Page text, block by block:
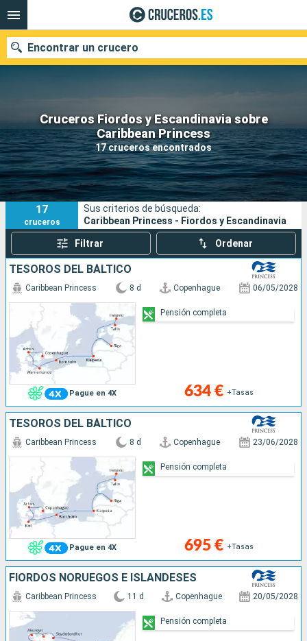
Cruceros Fiordos y Escandinavia sobre
Caribbean Princess
17 cruceros encontrados
Encontrar un crucero
Nuestros destinos
Fecha de salida
Puertos Compañías
Buscar
17
cruceros
Sus criterios de búsqueda:
Caribbean Princess - Fiordos y Escandinavia
Filtrar Ordenar
TESOROS DEL BÁLTICO
Pague en 4X
Caribbean Princess 8 d Copenhague 06/05/2028
634 € +Tasas
Pensión completa
TESOROS DEL BÁLTICO
Pague en 4X
Caribbean Princess 8 d Copenhague 23/06/2028
695 € +Tasas
Pensión completa
FIORDOS NORUEGOS E ISLANDESES
Caribbean Princess 11 d Copenhague 20/05/2028
Pensión completa